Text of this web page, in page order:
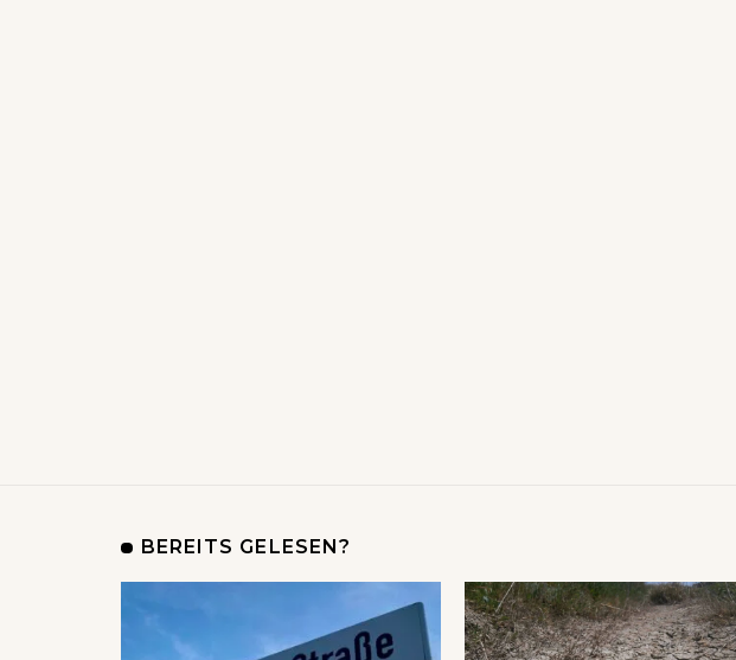
BEREITS GELESEN?